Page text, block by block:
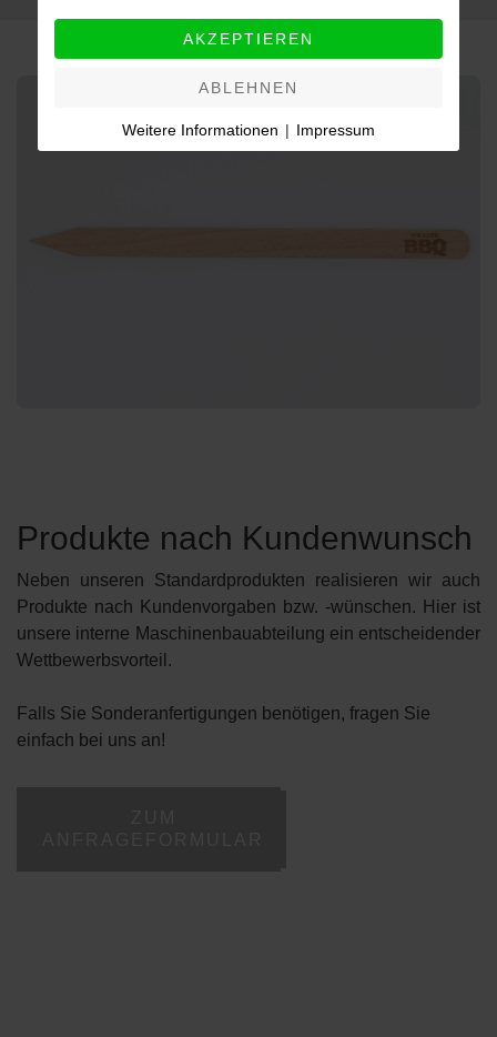
Produkte nach Kundenwunsch
Neben unseren Standardprodukten realisieren wir auch
Produkte nach Kundenvorgaben bzw. -wünschen. Hier ist
unsere interne Maschinenbauabteilung ein entscheidender
Wettbewerbsvorteil.
Falls Sie Sonderanfertigungen benötigen, fragen Sie
einfach bei uns an!
AKZEPTIEREN
ABLEHNEN
Weitere Informationen | Impressum